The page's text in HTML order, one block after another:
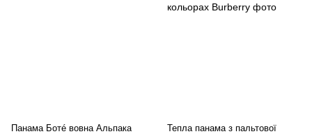
Панама Ботé вовна Альпака
Тепла панама з пальтової